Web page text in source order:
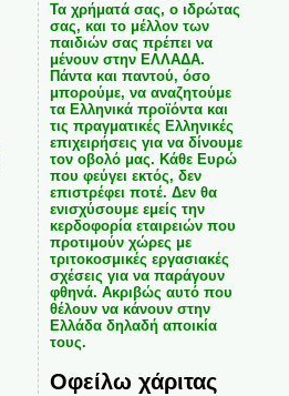
Τα χρήματά σας, ο ιδρώτας
σας, και το μέλλον των
παιδιών σας πρέπει να
μένουν στην ΕΛΛΑΔΑ.
Πάντα και παντού, όσο
μπορούμε, να αναζητούμε
τα Ελληνικά προϊόντα και
τις πραγματικές Ελληνικές
επιχειρήσεις για να δίνουμε
τον οβολό μας. Κάθε Ευρώ
που φεύγει εκτός, δεν
επιστρέφει ποτέ. Δεν θα
ενισχύσουμε εμείς την
κερδοφορία εταιρειών που
προτιμούν χώρες με
τριτοκοσμικές εργασιακές
σχέσεις για να παράγουν
φθηνά. Ακριβώς αυτό που
θέλουν να κάνουν στην
Ελλάδα δηλαδή αποικία
τους.
Οφείλω χάριτας